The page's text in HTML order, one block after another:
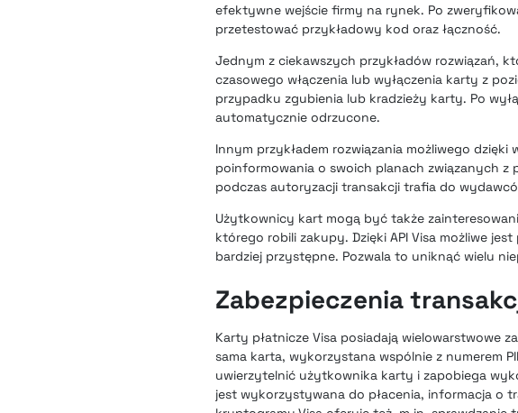
efektywne wejście firmy na rynek. Po
przetestować przykładowy kod oraz łączność.
Jednym z ciekawszych przykładów rozwiązań,
czasowego włączenia lub wyłączenia karty z
przypadku zgubienia lub kradzieży karty. Po
automatycznie odrzucone.
Innym przykładem rozwiązania możliwego
poinformowania o swoich planach związanych
podczas autoryzacji transakcji trafia do
Użytkownicy kart mogą być także
którego robili zakupy. Dzięki API Visa możliwe
bardziej przystępne. Pozwala to uniknąć wielu
Zabezpieczenia
Karty płatnicze Visa posiadają wielowarstwowe
sama karta, wykorzystana wspólnie z numerem
uwierzytelnić użytkownika karty i zapobiega
jest wykorzystywana do płacenia, informacja o